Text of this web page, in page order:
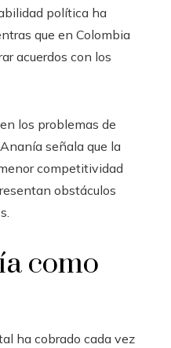
política ha
que en Colombia
acuerdos con los
los problemas de
señala que la
competitividad
obstáculos
como
ha cobrado cada vez